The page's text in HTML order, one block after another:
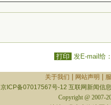
打印 发E-mail给
关于我们 网站声明
京ICP备07017567号-12 互联网新闻信
Copyright @ 2007-